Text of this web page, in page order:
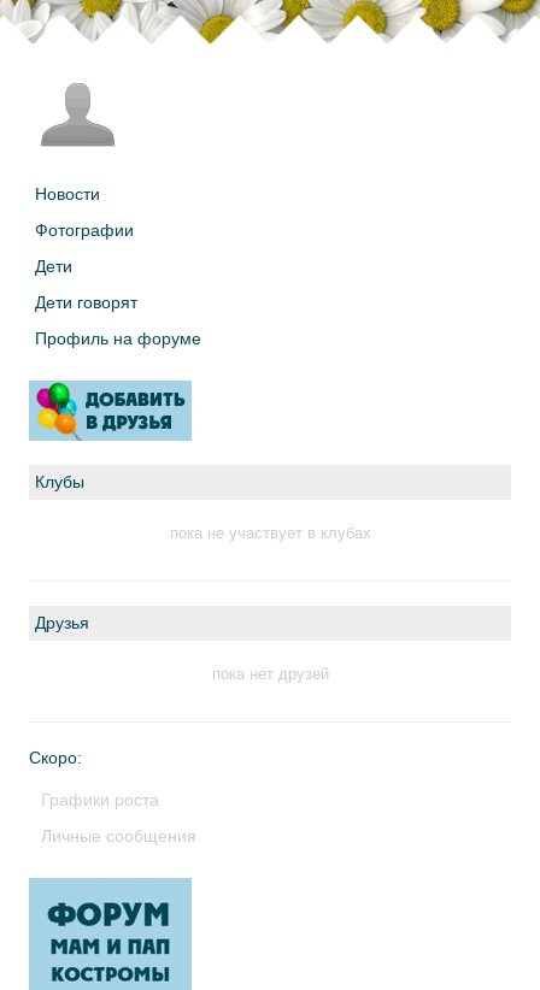
Новости
Фотографии
Дети
Дети говорят
Профиль на форуме
Клубы
пока не участвует в клубах
Друзья
пока нет друзей
Скоро:
Графики роста
Личные сообщения